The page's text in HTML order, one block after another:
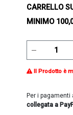
CARRELLO
MINIMO
Il Prodotto è
Per i
collegata a